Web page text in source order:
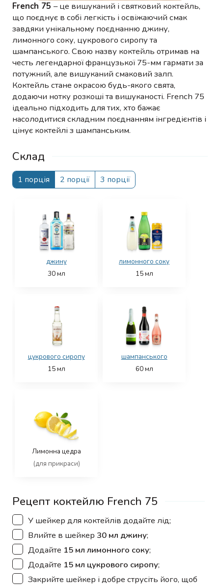
French 75 – це вишуканий і святковий коктейль,
що поєднує в собі легкість і освіжаючий смак
завдяки унікальному поєднанню джину,
лимонного соку, цукрового сиропу та
шампанського. Свою назву коктейль отримав на
честь легендарної французької 75-мм гармати за
потужний, але вишуканий смаковий залп.
Коктейль стане окрасою будь-якого свята,
додаючи нотку розкоші та вишуканості. French 75
ідеально підходить для тих, хто бажає
насолодитися складним поєднанням інгредієнтів і
цінує коктейлі з шампанським.
Склад
1 порція 2 порції 3 порції
джину
30мл
лимонного соку
15мл
цукрового сиропу
15мл
шампанського
60мл
Лимонна цедра
(для прикраси)
Рецепт коктейлю French 75
▢
У шейкер для коктейлів додайте лід;
▢
Влийте в шейкер 30 мл джину;
▢
Додайте 15 мл лимонного соку;
▢
Додайте 15 мл цукрового сиропу;
▢
Закрийте шейкер і добре струсіть його, щоб